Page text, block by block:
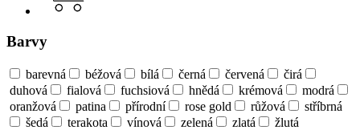
Barvy
barevná béžová bílá černá červená
čirá
duhová
fialová fuchsiová hnědá krémová
modrá
oranžová
patina přírodní rose gold růžová
stříbrná
šedá
terakota vínová zelená zlatá žlutá